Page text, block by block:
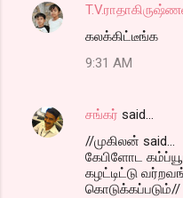
கலக்கிட்டீங்க
9:31 AM
சங்கர் said…
//முகிலன் said...
கேபிளோட
கழட்டிட்டு
கொடுக்கப்படும்//